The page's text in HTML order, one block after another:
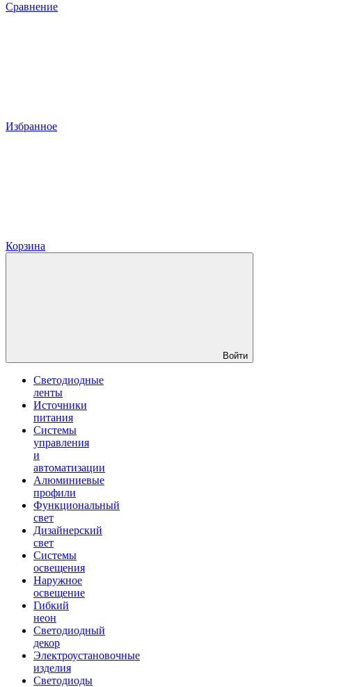
Сравнение
Избранное
Корзина
Войти
Светодиодные
ленты
Источники
питания
Системы
управления
и
автоматизации
Алюминиевые
профили
Функциональный
свет
Дизайнерский
свет
Системы
освещения
Наружное
освещение
Гибкий
неон
Светодиодный
декор
Электроустановочные
изделия
Светодиоды